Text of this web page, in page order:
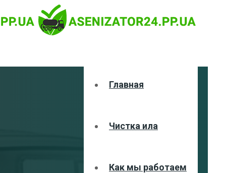
Главная
Чистка ила
Как мы работаем